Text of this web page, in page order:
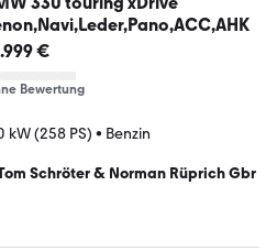
€
Bewertung
kW (258 PS) • Benzin
Schröter & Norman Rüprich Gbr